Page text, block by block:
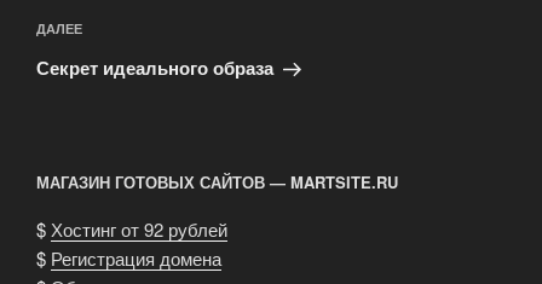
Следующая
запись
ДАЛЕЕ
Секрет идеального образа
МАГАЗИН ГОТОВЫХ САЙТОВ — MARTSITE.RU
$ Хостинг от 92 рублей
$ Регистрация домена